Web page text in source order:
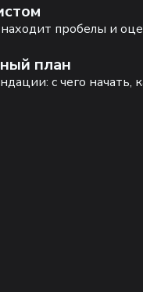
пробелы и
план
с чего начать,